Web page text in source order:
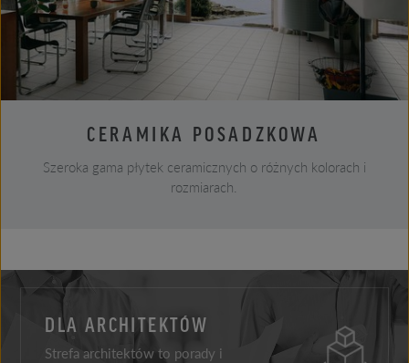
CERAMIKA POSADZKOWA
Szeroka gama płytek ceramicznych o różnych kolorach i
rozmiarach.
DLA ARCHITEKTÓW
Strefa architektów to porady i